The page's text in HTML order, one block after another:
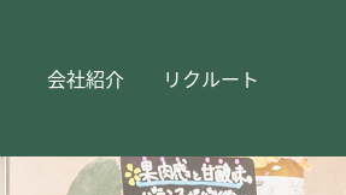
会社紹介 リクルート